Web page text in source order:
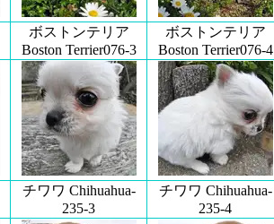
ボストンテリア
Boston Terrier076-3
ボストンテリア
Boston Terrier076-4
チワワ Chihuahua-
235-3
チワワ Chihuahua-
235-4